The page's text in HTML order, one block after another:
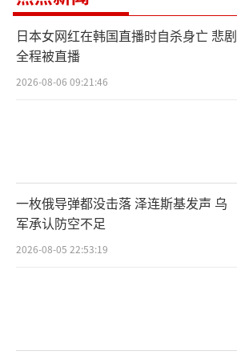
日本女网红在韩国直播时自杀身亡 悲剧
全程被直播
2026-08-06 09:21:46
一枚俄导弹都没击落 泽连斯基发声 乌
军承认防空不足
2026-08-05 22:53:19